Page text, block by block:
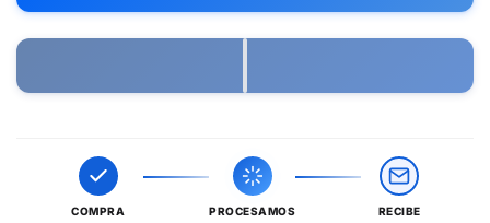
COMPRA
PROCESAMOS
RECIBE